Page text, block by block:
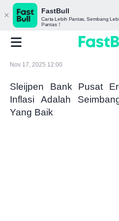
FastBull
Carta Lebih Pantas, Sembang
Pantas！
Nov 17, 2025 12:00
Sleijpen Bank Pusat
Inflasi Adalah
Yang Baik